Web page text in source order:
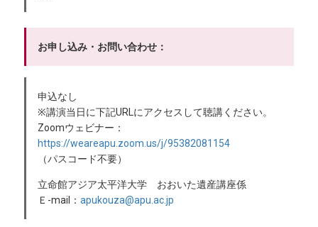
お申し込み・お問い合わせ：
申込なし
※講演当日に下記URLにアクセスして聴講ください。
Zoomウェビナー：
https://weareapu.zoom.us/j/95382081154
（パスコード不要）
立命館アジア太平洋大学 おおいた遺産講座係
Ｅ-mail：apukouza@apu.ac.jp